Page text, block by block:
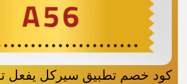
كود خصم تطبيق سيركل يفعل